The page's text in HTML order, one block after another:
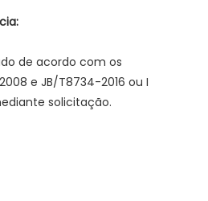
de acordo com os
e JB/T8734-2016 ou I